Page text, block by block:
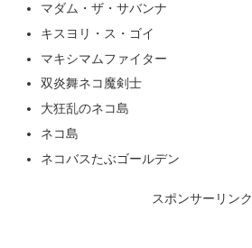
マダム・ザ・サバンナ
キスヨリ・ス・ゴイ
マキシマムファイター
双炎舞ネコ魔剣士
大狂乱のネコ島
ネコ島
ネコバスたぶゴールデン
スポンサーリンク